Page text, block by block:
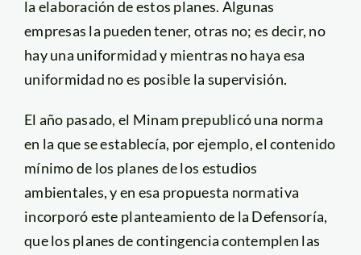
la elaboración de estos planes. Algunas
empresas la pueden tener, otras no; es decir, no
hay una uniformidad y mientras no haya esa
uniformidad no es posible la supervisión.
El año pasado, el Minam prepublicó una norma
en la que se establecía, por ejemplo, el contenido
mínimo de los planes de los estudios
ambientales, y en esa propuesta normativa
incorporó este planteamiento de la Defensoría,
que los planes de contingencia contemplen las